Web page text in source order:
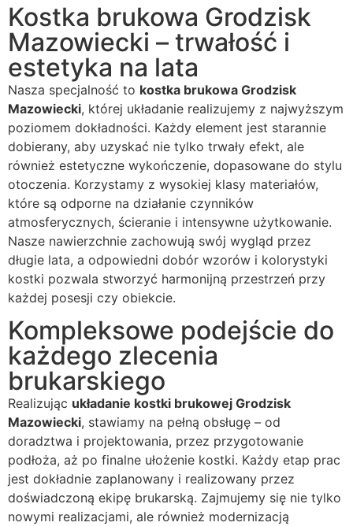
Kostka brukowa Grodzisk
Mazowiecki – trwałość i
estetyka na lata
Nasza specjalność to kostka brukowa Grodzisk
Mazowiecki, której układanie realizujemy z najwyższym
poziomem dokładności. Każdy element jest starannie
dobierany, aby uzyskać nie tylko trwały efekt, ale
również estetyczne wykończenie, dopasowane do stylu
otoczenia. Korzystamy z wysokiej klasy materiałów,
które są odporne na działanie czynników
atmosferycznych, ścieranie i intensywne użytkowanie.
Nasze nawierzchnie zachowują swój wygląd przez
długie lata, a odpowiedni dobór wzorów i kolorystyki
kostki pozwala stworzyć harmonijną przestrzeń przy
każdej posesji czy obiekcie.
Kompleksowe podejście do
każdego zlecenia
brukarskiego
Realizując układanie kostki brukowej Grodzisk
Mazowiecki, stawiamy na pełną obsługę – od
doradztwa i projektowania, przez przygotowanie
podłoża, aż po finalne ułożenie kostki. Każdy etap prac
jest dokładnie zaplanowany i realizowany przez
doświadczoną ekipę brukarską. Zajmujemy się nie tylko
nowymi realizacjami, ale również modernizacją